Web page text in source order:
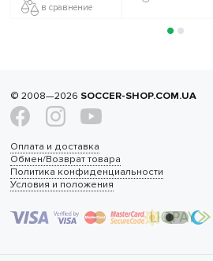
в сравнение
© 2008—2026 SOCCER-SHOP.COM.UA
Оплата и доставка
Обмен/Возврат товара
Политика конфиденциальности
Условия и положения